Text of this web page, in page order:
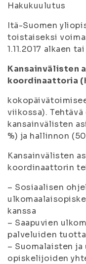
Hakukuulutus
Itä-Suomen
toistaiseksi
1.11.2017 alkaen
Kansainvälisten
koordinaattoria
viikossa).
kansainvälisten
%) ja hallinnon
Kansainvälisten
koordinaattorin
– Sosiaalisen
kanssa
– Saapuvien
palveluiden
– Suomalaisten
opiskelijoiden